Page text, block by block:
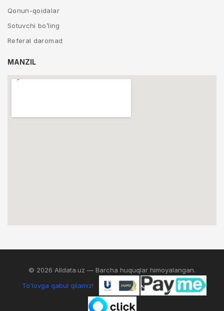
Qonun-qoidalar
Sotuvchi bo’ling
Referal daromad
MANZIL
© 2026 Alldata.uz — Barcha huquqlar himoyalangan.
To'lovga qabul qilamiz!